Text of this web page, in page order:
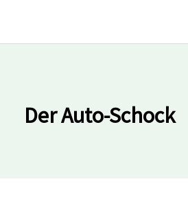
Der Auto-Schock